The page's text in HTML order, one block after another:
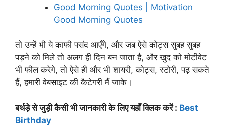
Good Morning Quotes | Motivation
Good Morning Quotes
तो उन्हें भी ये काफी पसंद आएँगे, और जब ऐसे कोट्स सुबह सुबह
पड़ने को मिले तो अलग ही दिन बन जाता है, और खुद को मोटीवेट
भी फील करेगे, तो ऐसे ही और भी शायरी, कोट्स, स्टोरी, पढ़ सकते
हैं, हमारी वेबसाइट की कैटेगरी मैं जाके।
बर्थड़े से जुड़ी कैसी भी जानकारी के लिए यहाँ क्लिक करें : Best
Birthday